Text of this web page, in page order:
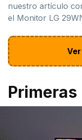
nuestro artículo
el Monitor LG